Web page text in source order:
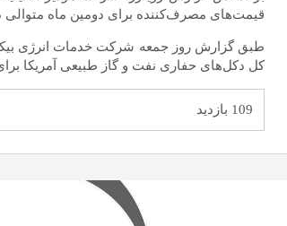
قیمت‌های مصرف‌کننده برای دومین ماه متوالی در
کل دکل‌های حفاری نفت و گاز طبیعی آمریکا
109 بازدید